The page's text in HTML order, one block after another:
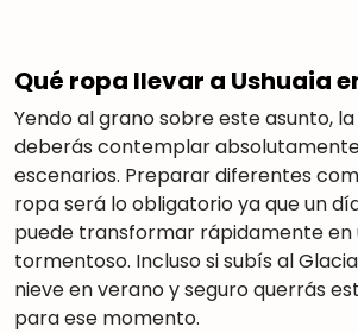
Qué ropa llevar a Ushuaia
Yendo al grano sobre este asunto,
deberás contemplar
escenarios. Preparar diferentes
ropa será lo obligatorio ya que un
puede transformar rápidamente en
tormentoso. Incluso si subís al
nieve en verano y seguro querrás
para ese momento.